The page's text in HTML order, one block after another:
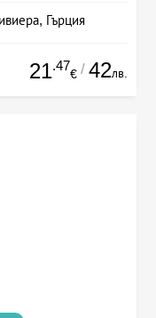
Гърция
21.47
€ / 42лв.